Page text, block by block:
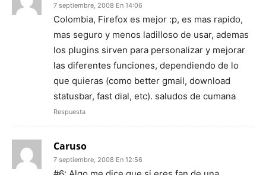
7 septiembre, 2008 En 14:06
Colombia, Firefox es mejor :p, es mas rapido,
mas seguro y menos ladilloso de usar, ademas
los plugins sirven para personalizar y mejorar
las diferentes funciones, dependiendo de lo
que quieras (como better gmail, download
statusbar, fast dial, etc). saludos de cumana
Respuesta
Caruso
7 septiembre, 2008 En 12:56